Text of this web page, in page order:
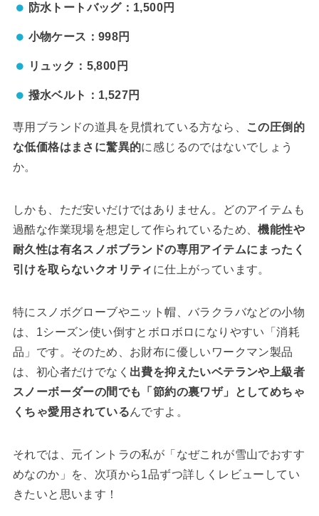
防水トートバッグ：1,500円
小物ケース：998円
リュック：5,800円
撥水ベルト：1,527円
専用ブランドの道具を見慣れている方なら、
この圧倒的
な低価格はまさに驚異的に感じるのではないでしょう
か。
しかも、ただ安いだけではありません。どのアイテムも
過酷な作業現場を想定して作られているため、機能性や
耐久性は有名スノボブランドの専用アイテムにまったく
引けを取らないクオリティ に仕上がっています。
特にスノボグローブやニット帽、バラクラバなどの小物
は、1シーズン使い倒すとボロボロになりやすい「消耗
品」です。そのため、お財布に優しいワークマン製品
は、初心者だけでなく 出費を抑えたいベテランや上級者
スノーボーダーの間でも「節約の裏ワザ」としてめちゃ
くちゃ愛用されているんですよ。
それでは、元イントラの私が「なぜこれが雪山でおすす
めなのか」を、次項から1品ずつ詳しくレビューしてい
きたいと思います！